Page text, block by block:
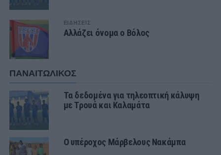
ΕΙΔΗΣΕΙΣ
Αλλάζει όνομα ο Βόλος
ΠΑΝΑΙΤΩΛΙΚΟΣ
Τα δεδομένα για τηλεοπτική κάλυψη
με Τρουά και Καλαμάτα
Ο υπέροχος Μάρβελους Νακάμπα